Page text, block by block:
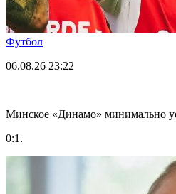
Футбол
06.08.26 23:22
Минское «Динамо» минимально
0:1.